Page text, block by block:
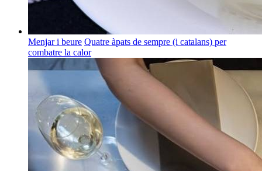
Menjar i beure Quatre àpats de sempre (i catalans) per
combatre la calor